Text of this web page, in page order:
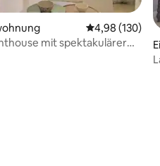
4,76 von 5, 125
4,98 (130)
mit spektakulärer